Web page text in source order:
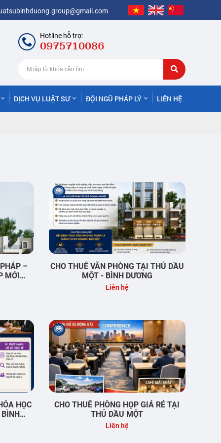
Hotline hỗ trợ:
0975710086
DỊCH VỤ LUẬT SƯ ĐỘI NGŨ PHÁP LÝ LIÊN HỆ
–
MỚI
CHO THUÊ VĂN PHÒNG TẠI THỦ DẦU
MỘT - BÌNH DƯƠNG
Liên hệ
HỌC
CHO THUÊ PHÒNG HỌP GIÁ RẺ TẠI
THỦ DẦU MỘT
Liên hệ